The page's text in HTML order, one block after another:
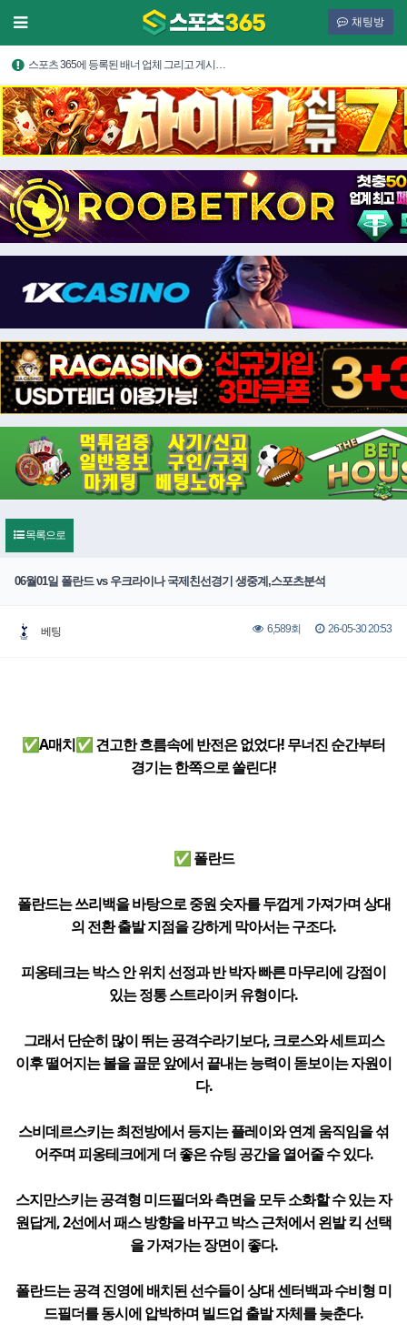
채팅방
스포츠 365에 등록된 배너 업체 그리고 게시…
목록으로
06월01일 폴란드 vs 우크라이나 국제친선경기 생중계,스포츠분석
베팅 6,589회 26-05-30 20:53
✅A매치✅ 견고한 흐름속에 반전은 없었다! 무너진 순간부터
경기는 한쪽으로 쏠린다!
✅ 폴란드
폴란드는 쓰리백을 바탕으로 중원 숫자를 두껍게 가져가며 상대
의 전환 출발 지점을 강하게 막아서는 구조다.
피옹테크는 박스 안 위치 선정과 반 박자 빠른 마무리에 강점이
있는 정통 스트라이커 유형이다.
그래서 단순히 많이 뛰는 공격수라기보다, 크로스와 세트피스
이후 떨어지는 볼을 골문 앞에서 끝내는 능력이 돋보이는 자원이
다.
스비데르스키는 최전방에서 등지는 플레이와 연계 움직임을 섞
어주며 피옹테크에게 더 좋은 슈팅 공간을 열어줄 수 있다.
스지만스키는 공격형 미드필더와 측면을 모두 소화할 수 있는 자
원답게, 2선에서 패스 방향을 바꾸고 박스 근처에서 왼발 킥 선택
을 가져가는 장면이 좋다.
폴란드는 공격 진영에 배치된 선수들이 상대 센터백과 수비형 미
드필더를 동시에 압박하며 빌드업 출발 자체를 늦춘다.